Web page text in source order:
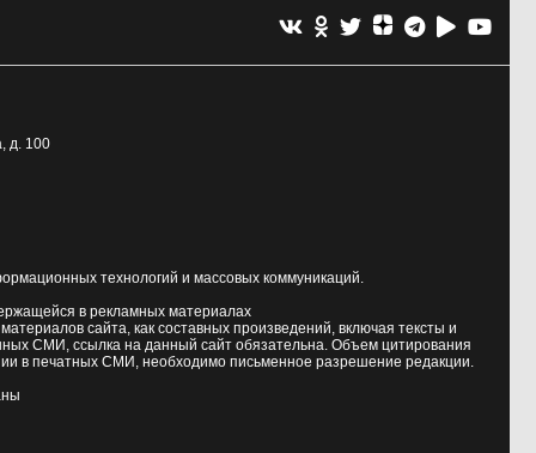
д. 100
технологий и массовых коммуникаций.
в рекламных материалах
сайта, как составных произведений, включая тексты и
СМИ, ссылка на данный сайт обязательна. Объем цитирования
в печатных СМИ, необходимо письменное разрешение редакции.